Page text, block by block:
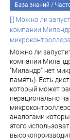
База знаний /
[i] Можно ли
компании
Можно ли
компании
"Миландр" нет
память). Есть
который может
нерационально
аналогами
этого